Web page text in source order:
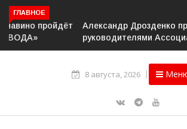
ГЛАВНОЕ
Александр Дрозденко провёл рабочее
руководителями Ассоциации ветеранов
8 августа, 2026